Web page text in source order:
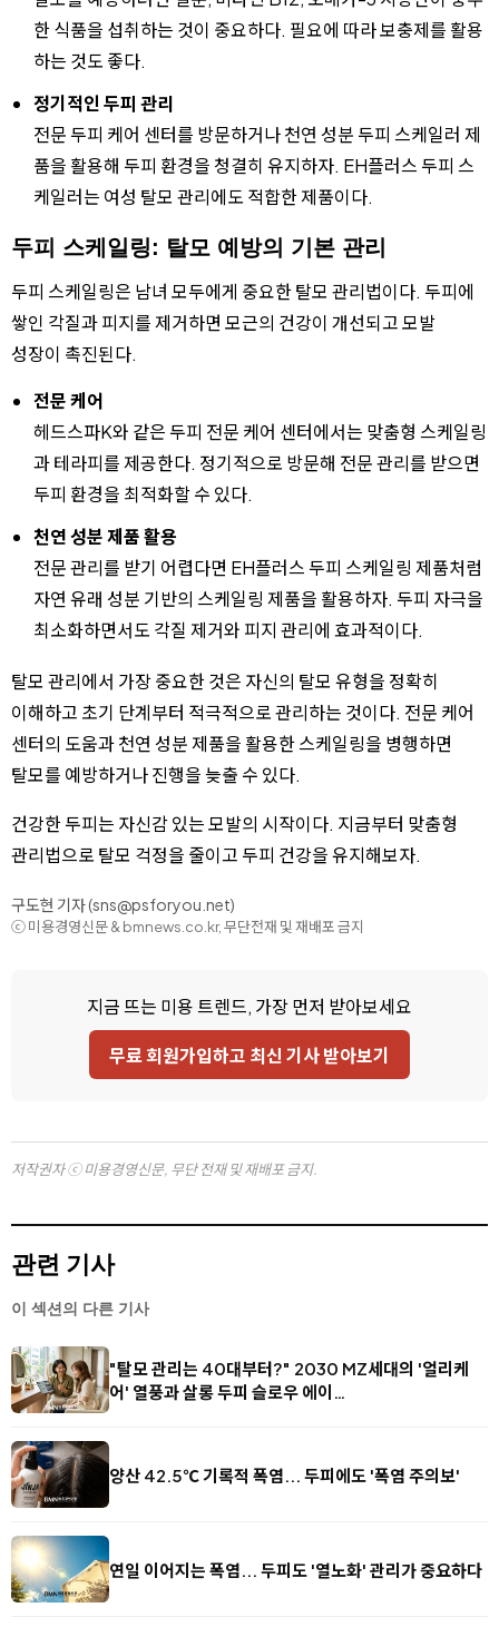
한 식품을 섭취하는 것이 중요하다. 필요에 따라 보충제를 활용
하는 것도 좋다.
정기적인 두피 관리
전문 두피 케어 센터를 방문하거나 천연 성분 두피 스케일러 제
품을 활용해 두피 환경을 청결히 유지하자. EH플러스 두피 스
케일러는 여성 탈모 관리에도 적합한 제품이다.
두피 스케일링: 탈모 예방의 기본 관리
두피 스케일링은 남녀 모두에게 중요한 탈모 관리법이다. 두피에
쌓인 각질과 피지를 제거하면 모근의 건강이 개선되고 모발
성장이 촉진된다.
전문 케어
헤드스파K와 같은 두피 전문 케어 센터에서는 맞춤형 스케일링
과 테라피를 제공한다. 정기적으로 방문해 전문 관리를 받으면
두피 환경을 최적화할 수 있다.
천연 성분 제품 활용
전문 관리를 받기 어렵다면 EH플러스 두피 스케일링 제품처럼
자연 유래 성분 기반의 스케일링 제품을 활용하자. 두피 자극을
최소화하면서도 각질 제거와 피지 관리에 효과적이다.
탈모 관리에서 가장 중요한 것은 자신의 탈모 유형을 정확히
이해하고 초기 단계부터 적극적으로 관리하는 것이다. 전문 케어
센터의 도움과 천연 성분 제품을 활용한 스케일링을 병행하면
탈모를 예방하거나 진행을 늦출 수 있다.
건강한 두피는 자신감 있는 모발의 시작이다. 지금부터 맞춤형
관리법으로 탈모 걱정을 줄이고 두피 건강을 유지해보자.
구도현 기자 (sns@psforyou.net)
ⓒ 미용경영신문 & bmnews.co.kr, 무단전재 및 재배포 금지
지금 뜨는 미용 트렌드, 가장 먼저 받아보세요
무료 회원가입하고 최신 기사 받아보기
저작권자 ⓒ 미용경영신문, 무단 전재 및 재배포 금지.
관련 기사
이 섹션의 다른 기사
"탈모 관리는 40대부터?" 2030 MZ세대의 '얼리케
어' 열풍과 살롱 두피 슬로우 에이…
양산 42.5℃ 기록적 폭염... 두피에도 '폭염 주의보'
연일 이어지는 폭염... 두피도 '열노화' 관리가 중요하다